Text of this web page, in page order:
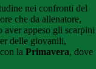
nei confronti del
che da allenatore,
aver appeso gli scarpini
delle giovanili,
la Primavera, dove